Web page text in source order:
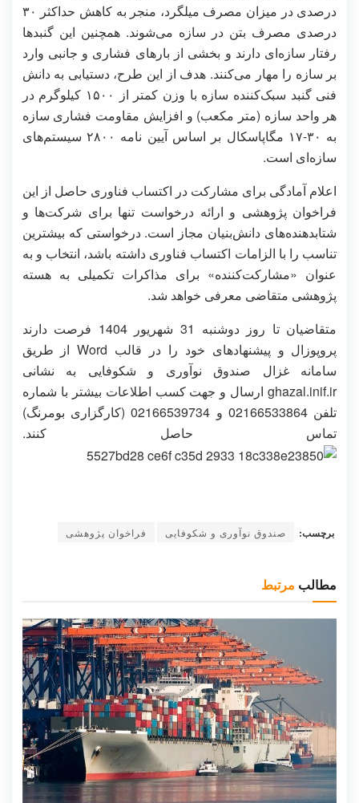
درصدی در میزان مصرف میلگرد، منجر به کاهش حداکثر ۳۰
درصدی مصرف بتن در سازه می‌شوند. همچنین این گنبدها
رفتار سازه‌ای دارند و بخشی از بارهای فشاری و جانبی وارد
بر سازه را مهار می‌کنند. هدف از این طرح، دستیابی به دانش
فنی گنبد سبک‌کننده‌ سازه با وزن کمتر از ۱۵۰۰ کیلوگرم در
هر واحد سازه (متر مکعب) و افزایش مقاومت فشاری سازه
به ۳۰-۱۷ مگاپاسکال بر اساس آیین نامه ۲۸۰۰ سیستم‌های
سازه‌ای است.
اعلام آمادگی برای مشارکت در اکتساب فناوری حاصل از این
فراخوان پژوهشی و ارائه درخواست تنها برای شرکت‌ها و
شتابدهنده‌های دانش‌بنیان مجاز است. درخواستی که بیشترین
تناسب را با الزامات اکتساب فناوری داشته باشد، انتخاب و به
عنوان «مشارکت‌کننده» برای مذاکرات تکمیلی به هسته
پژوهشی متقاضی معرفی خواهد شد.
متقاضیان تا روز دوشنبه 31 شهریور 1404 فرصت دارند
پروپوزال و پیشنهاد‌های خود را در قالب Word از طریق
سامانه غزال صندوق نوآوری و شکوفایی به نشانی
ghazal.inif.ir ارسال و جهت کسب اطلاعات بیشتر با شماره
تلفن 02166533864 و 02166539734 (کارگزاری بومرنگ)
تماس حاصل کنند.
برچسب: صندوق نوآوری و شکوفایی فراخوان پژوهشی
مطالب مرتبط